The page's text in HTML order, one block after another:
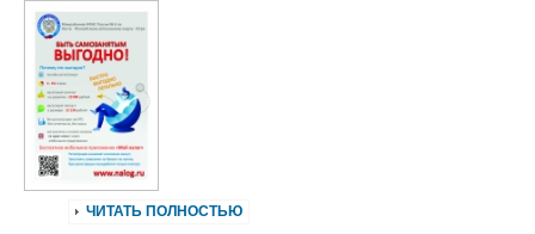
ЧИТАТЬ ПОЛНОСТЬЮ